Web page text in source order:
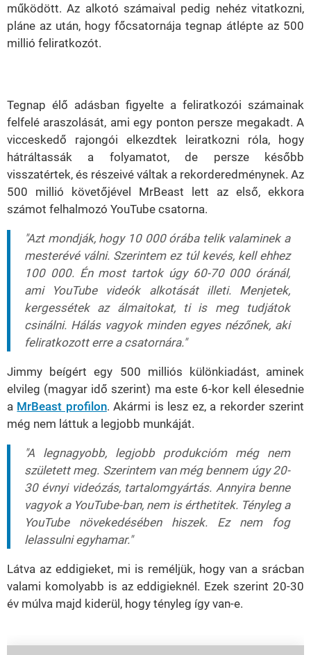
működött. Az alkotó számaival pedig nehéz vitatkozni,
pláne az után, hogy főcsatornája tegnap átlépte az 500
millió feliratkozót.
Tegnap élő adásban figyelte a feliratkozói számainak
felfelé araszolását, ami egy ponton persze megakadt. A
vicceskedő rajongói elkezdtek leiratkozni róla, hogy
hátráltassák a folyamatot, de persze később
visszatértek, és részeivé váltak a rekorderedménynek. Az
500 millió követőjével MrBeast lett az első, ekkora
számot felhalmozó YouTube csatorna.
"Azt mondják, hogy 10 000 órába telik valaminek a
mesterévé válni. Szerintem ez túl kevés, kell ehhez
100 000. Én most tartok úgy 60-70 000 óránál,
ami YouTube videók alkotását illeti. Menjetek,
kergessétek az álmaitokat, ti is meg tudjátok
csinálni. Hálás vagyok minden egyes nézőnek, aki
feliratkozott erre a csatornára."
Jimmy beígért egy 500 milliós különkiadást, aminek
elvileg (magyar idő szerint) ma este 6-kor kell élesednie
a MrBeast profilon. Akármi is lesz ez, a rekorder szerint
még nem láttuk a legjobb munkáját.
"A legnagyobb, legjobb produkcióm még nem
született meg. Szerintem van még bennem úgy 20-
30 évnyi videózás, tartalomgyártás. Annyira benne
vagyok a YouTube-ban, nem is érthetitek. Tényleg a
YouTube növekedésében hiszek. Ez nem fog
lelassulni egyhamar."
Látva az eddigieket, mi is reméljük, hogy van a srácban
valami komolyabb is az eddigieknél. Ezek szerint 20-30
év múlva majd kiderül, hogy tényleg így van-e.